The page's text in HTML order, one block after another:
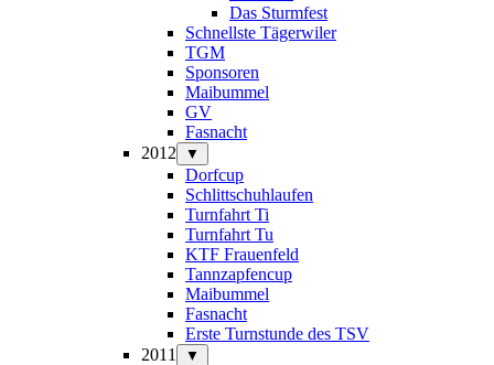
Das Sturmfest
Schnellste Tägerwiler
TGM
Sponsoren
Maibummel
GV
Fasnacht
2012
▼
Dorfcup
Schlittschuhlaufen
Turnfahrt Ti
Turnfahrt Tu
KTF Frauenfeld
Tannzapfencup
Maibummel
Fasnacht
Erste Turnstunde des TSV
2011
▼